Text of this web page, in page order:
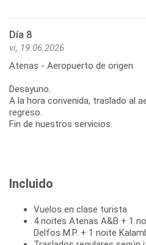
Día 8
vi, 19.06.2026
Atenas - Aeropuerto de origen
Desayuno.
A la hora convenida, traslado al
regreso.
Fin de nuestros servicios.
Incluido
Vuelos en clase turista
4 noites Atenas A&B + 1
Delfos M.P. + 1 noite